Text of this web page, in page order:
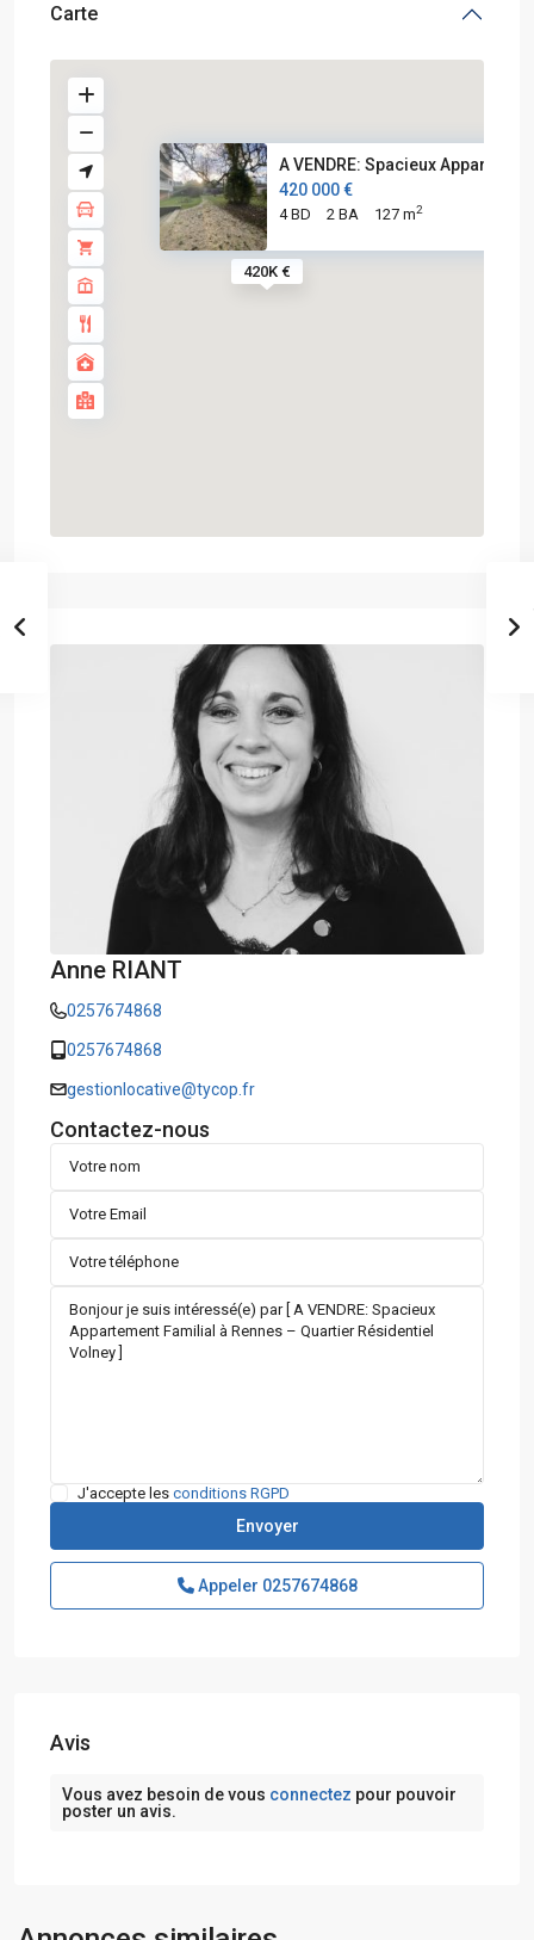
Carte
420K €
A VENDRE: Spacieux
420 000 €
4 BD 2 BA 127 m2
Anne RIANT
0257674868
0257674868
gestionlocative@tycop.fr
Contactez-nous
J'accepte les conditions RGPD
Appeler 0257674868
Avis
Vous avez besoin de vous connectez pour pouvoir
poster un avis.